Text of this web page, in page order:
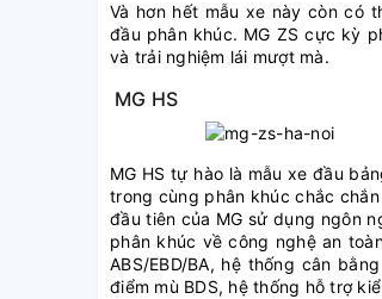
Và hơn hết mẫu xe này còn có
đầu phân khúc. MG ZS cực kỳ
và trải nghiệm lái mượt mà.
MG HS
MG HS tự hào là mẫu xe đầu
trong cùng phân khúc chắc
đầu tiên của MG sử dụng ngôn
phân khúc về công nghệ an
ABS/EBD/BA, hệ thống cân
điểm mù BDS, hệ thống hỗ trợ